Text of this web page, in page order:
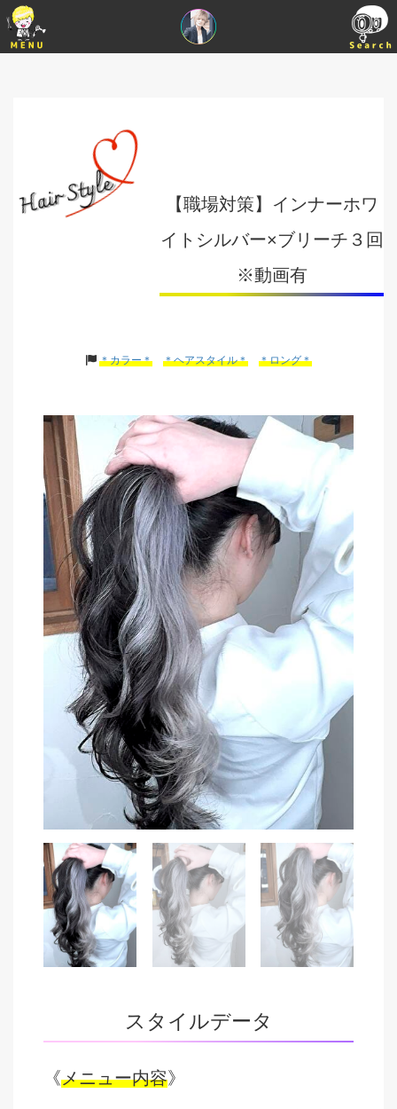
【職場対策】インナーホワ
イトシルバー×ブリーチ３回
※動画有
＊カラー＊ ＊ヘアスタイル＊ ＊ロング＊
スタイルデータ
《メニュー内容》